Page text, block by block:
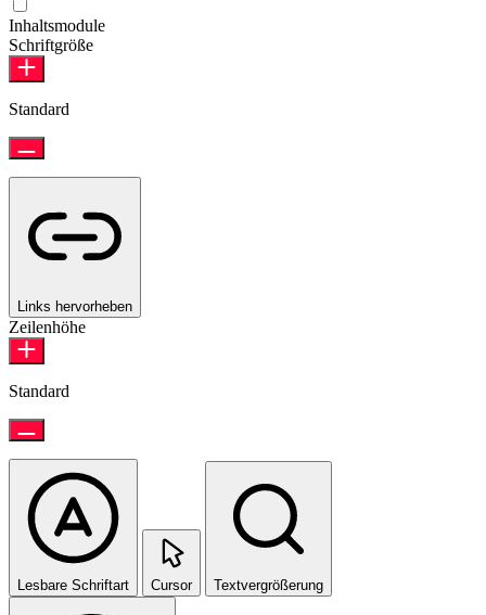
Inhaltsmodule
Schriftgröße
Standard
Links hervorheben
Zeilenhöhe
Standard
Lesbare Schriftart Cursor Textvergrößerung